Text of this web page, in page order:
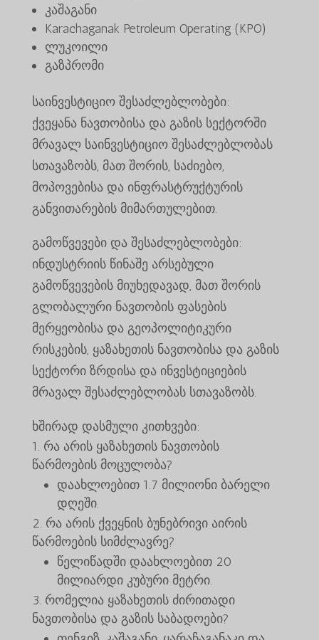
კაშაგანი
Karachaganak Petroleum Operating (KPO)
ლუკოილი
გაზპრომი
საინვესტიციო შესაძლებლობები:
ქვეყანა ნავთობისა და გაზის სექტორში
მრავალ საინვესტიციო შესაძლებლობას
სთავაზობს, მათ შორის, საძიებო,
მოპოვებისა და ინფრასტრუქტურის
განვითარების მიმართულებით.
გამოწვევები და შესაძლებლობები:
ინდუსტრიის წინაშე არსებული
გამოწვევების მიუხედავად, მათ შორის
გლობალური ნავთობის ფასების
მერყეობისა და გეოპოლიტიკური
რისკების, ყაზახეთის ნავთობისა და გაზის
სექტორი ზრდისა და ინვესტიციების
მრავალ შესაძლებლობას სთავაზობს.
ხშირად დასმული კითხვები:
რა არის ყაზახეთის ნავთობის
წარმოების მოცულობა?
დაახლოებით 1.7 მილიონი ბარელი
დღეში.
რა არის ქვეყნის ბუნებრივი აირის
წარმოების სიმძლავრე?
წელიწადში დაახლოებით 20
მილიარდი კუბური მეტრი.
რომელია ყაზახეთის ძირითადი
ნავთობისა და გაზის საბადოები?